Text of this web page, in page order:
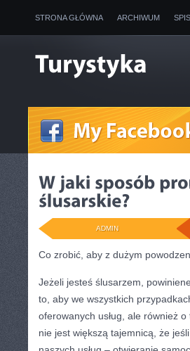
STRONA GŁÓWNA ARCHIWUM
ADMIN
Co zrobić, aby z dużym
Jeżeli jesteś ślusarzem,
to, aby we wszystkich
oferowanych usług, ale również
nie jest większą tajemnicą, że